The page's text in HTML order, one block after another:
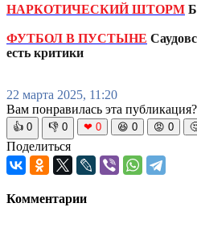
НАРКОТИЧЕСКИЙ ШТОРМ
ФУТБОЛ В ПУСТЫНЕ
есть критики
22 марта 2025, 11:20
Вам понравилась эта публикация?
👍 0 👎 0 ❤ 0 😆 0 😡 0
Поделиться
Комментарии